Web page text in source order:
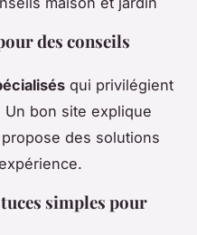
des conseils
qui privilégient
bon site explique
des solutions
simples pour